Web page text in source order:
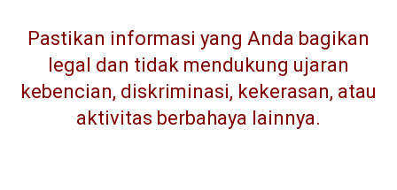
Pastikan informasi yang Anda bagikan
legal dan tidak mendukung ujaran
kebencian, diskriminasi, kekerasan, atau
aktivitas berbahaya lainnya.